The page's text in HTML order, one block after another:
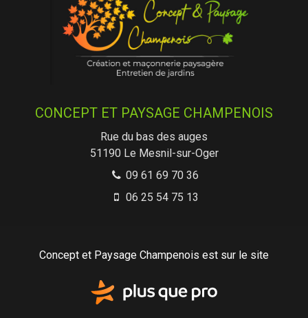
CONCEPT ET PAYSAGE CHAMPENOIS
Rue du bas des auges
51190 Le Mesnil-sur-Oger
09 61 69 70 36
06 25 54 75 13
Concept et Paysage Champenois est sur le site